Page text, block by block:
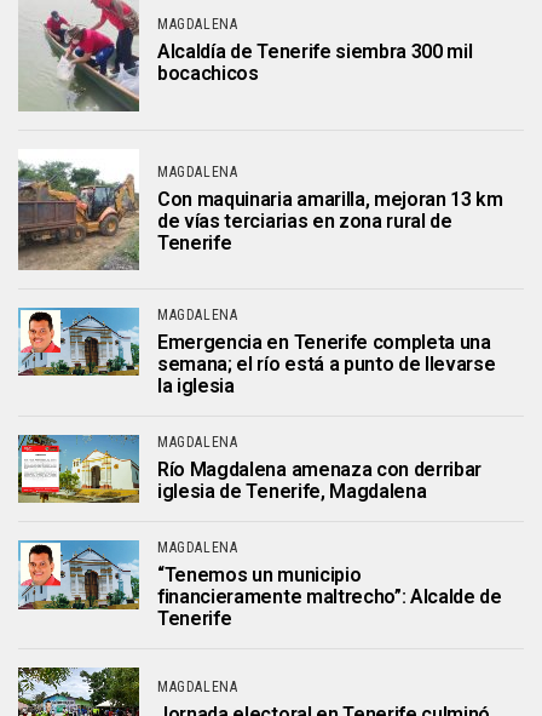
MAGDALENA
Alcaldía de Tenerife siembra 300 mil
bocachicos
MAGDALENA
Con maquinaria amarilla, mejoran 13 km
de vías terciarias en zona rural de
Tenerife
MAGDALENA
Emergencia en Tenerife completa una
semana; el río está a punto de llevarse
la iglesia
MAGDALENA
Río Magdalena amenaza con derribar
iglesia de Tenerife, Magdalena
MAGDALENA
“Tenemos un municipio
financieramente maltrecho”: Alcalde de
Tenerife
MAGDALENA